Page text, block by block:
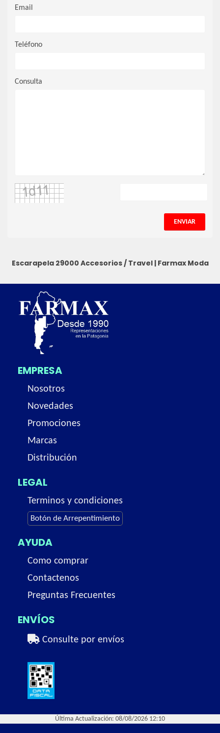
Email
Teléfono
Consulta
ENVIAR
Escarapela 29000 Accesorios / Travel| Farmax Moda
EMPRESA
Nosotros
Novedades
Promociones
Marcas
Distribución
LEGAL
Terminos y condiciones
Botón de Arrepentimiento
AYUDA
Como comprar
Contactenos
Preguntas Frecuentes
ENVÍOS
Consulte por envíos
Última Actualización: 08/08/2026 12:10